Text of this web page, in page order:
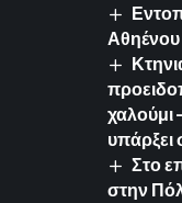
Αθηένου
χαλούμι
υπάρξει
Στο
στην